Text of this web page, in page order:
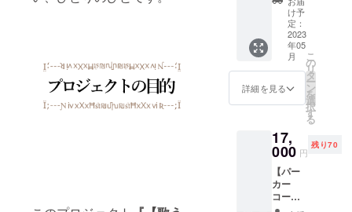
像をご
参照く
ださ
い。 2.
お礼の
メッ
カード
（デジ
※JPG画
像での
ご提供
となり
ます
（※画像
は製作
としま
す（た
だし、
加工、
無加工
布は禁
止とい
了承く
ださ
い）。
※現時点
での
グッズ
ウェア
（Photo
shop、
クリッ
プスタ
Blender
等）を
ならば
有り得
ない事
物」を
混ぜ込
む、と
したも
のと同
デザイ
ンのポ
スト
カード
を15種
ターン
コース
の描き
下ろし
の画像
をプリ
のメッ
セージ
カード
（デジ
タル）
【詳
細】 1.
メンタ
ル音源
「retur
n
thank.y
りいた
しま
す。 1.
オリジ
ナルマ
グカッ
プ 1個
2. お礼
カード
（現
物）
【詳
細】 1.
オリジ
け予
定：
2023
年05
月
詳細を見る
こ
の
リ
タ
ー
ン
を
選
択
す
る
17,
000 円
残り70
【パー
カー
コー
ス】 以